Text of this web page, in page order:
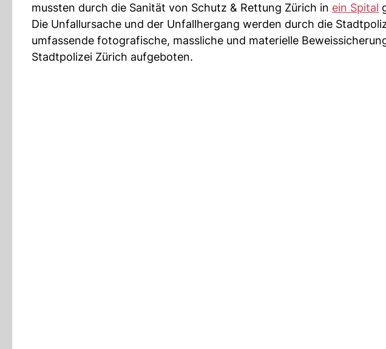
mussten durch die Sanität von Schutz & Rettung Zürich in ein Spital
Die Unfallursache und der Unfallhergang werden durch die
umfassende fotografische, massliche und materielle
Stadtpolizei Zürich aufgeboten.